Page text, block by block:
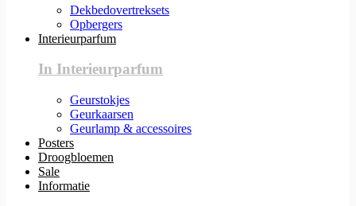
Dekbedovertreksets
Opbergers
Interieurparfum
In Interieurparfum
Geurstokjes
Geurkaarsen
Geurlamp & accessoires
Posters
Droogbloemen
Sale
Informatie